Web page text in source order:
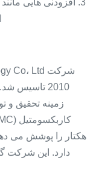
3. افزودنی هایی
2010 تاسیس
زمینه تحقیق و